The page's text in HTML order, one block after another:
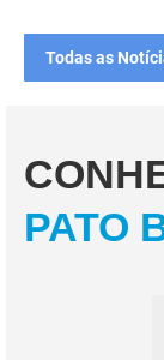
Todas as
PATO